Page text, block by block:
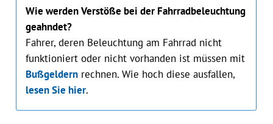
Wie werden Verstöße bei der Fahrradbeleuchtung
geahndet?
Fahrer, deren Beleuchtung am Fahrrad nicht
funktioniert oder nicht vorhanden ist müssen mit
Bußgeldernrechnen. Wie hoch diese ausfallen,
lesen Sie hier.